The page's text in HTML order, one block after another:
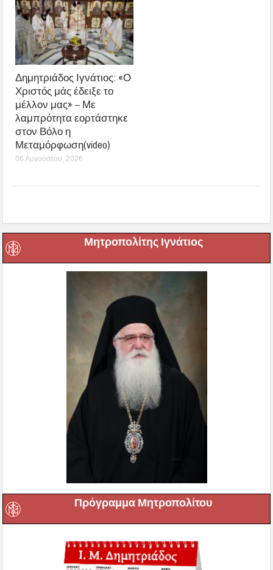
Δημητριάδος Ιγνάτιος: «Ο
Χριστός μάς έδειξε το
μέλλον μας» – Με
λαμπρότητα εορτάστηκε
στον Βόλο η
Μεταμόρφωση(video)
06 Αυγούστου, 2026
Μητροπολίτης Ιγνάτιος
Πρόγραμμα Μητροπολίτου